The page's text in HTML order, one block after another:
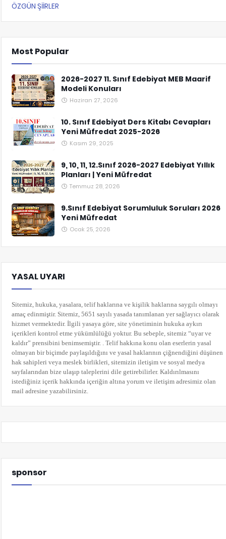
ÖZGÜN ŞİİRLER
Most Popular
2026-2027 11. Sınıf Edebiyat MEB Maarif
Modeli Konuları
Haziran 27, 2026
10. Sınıf Edebiyat Ders Kitabı Cevapları
Yeni Müfredat 2025-2026
Kasım 29, 2025
9, 10, 11, 12.Sınıf 2026-2027 Edebiyat Yıllık
Planları | Yeni Müfredat
Temmuz 28, 2026
9.Sınıf Edebiyat Sorumluluk Soruları 2026
Yeni Müfredat
Ocak 25, 2026
YASAL UYARI
Sitemiz, hukuka, yasalara, telif haklarına ve kişilik haklarına saygılı olmayı
amaç edinmiştir. Sitemiz, 5651 sayılı yasada tanımlanan yer sağlayıcı olarak
hizmet vermektedir. İlgili yasaya göre, site yönetiminin hukuka aykırı
içerikleri kontrol etme yükümlülüğü yoktur. Bu sebeple, sitemiz “uyar ve
kaldır” prensibini benimsemiştir. . Telif hakkına konu olan eserlerin yasal
olmayan bir biçimde paylaşıldığını ve yasal haklarının çiğnendiğini düşünen
hak sahipleri veya meslek birlikleri, sitemizin iletişim ve sosyal medya
sayfalarından bize ulaşıp taleplerini dile getirebilirler. Kaldırılmasını
istediğiniz içerik hakkında içeriğin altına yorumve iletişim adresimiz olan
mail adresine yazabilirsiniz.
sponsor